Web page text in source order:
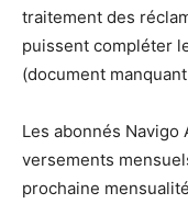
traitement des
puissent compléter
(document
Les abonnés Navigo
versements
prochaine